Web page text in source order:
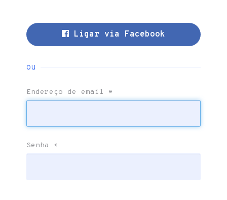
Ligar via Facebook
ou
Endereço de email *
Senha *